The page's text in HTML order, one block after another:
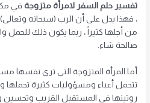
تفسير حلم السفر لامرأة متزوجة في
، فهذا يدل على أن الرب (سبحانه
من أجلها كثيراً ، ربما يكون ذلك للحمل
صالحة شاء.
أما المرأة المتزوجة التي ترى نفسها
تتحمل أعباء ومسؤوليات كثيرة تحملها
روتينها في المستقبل القريب وتحسين